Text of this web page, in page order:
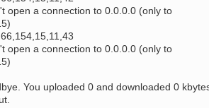
open a connection to 0.0.0.0 (only to
open a connection to 0.0.0.0 (only to
You uploaded 0 and downloaded 0